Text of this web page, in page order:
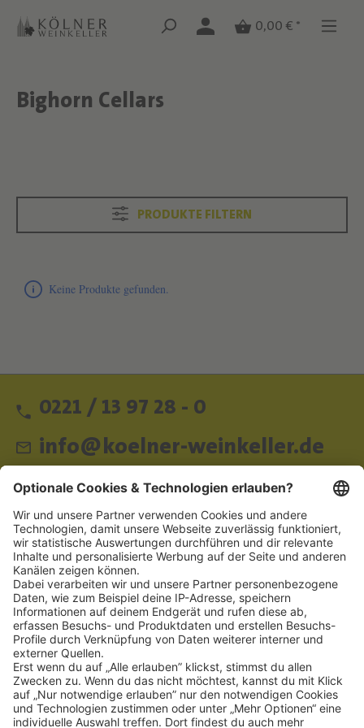
Zum Hauptinhalt springen
Zum Hauptinhalt springen
0,00 € *
Text überspringen
Bighorn Cellars
Text überspringen
PRODUKTE FILTERN
Keine Produkte gefunden.
0221 / 13 97 28 - 0
info@koelner-weinkeller.de
Schnellzugriff
ZAHLUNGSMETHODEN
SOCIAL
NEWSLETTER
BESUCHEN SIE UNS